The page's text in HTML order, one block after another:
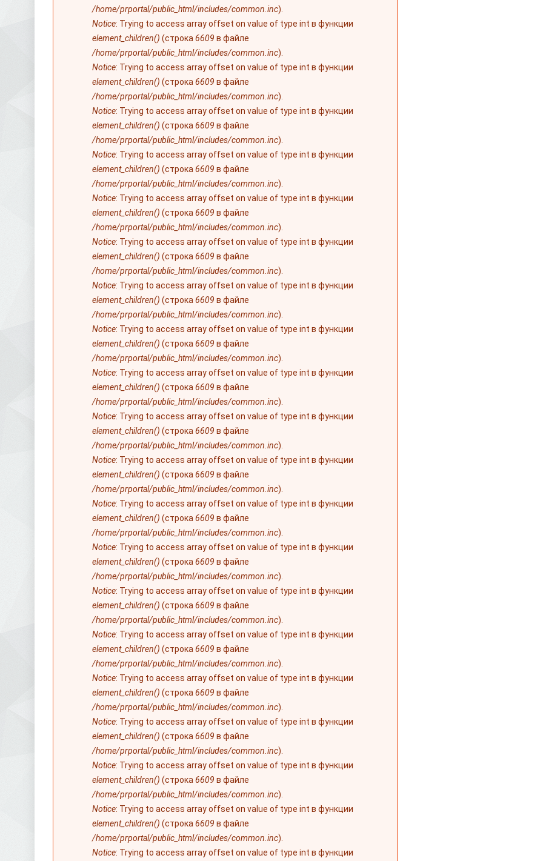
/home/prportal/public_html/includes/common.inc).
Notice: Trying to access array offset on value of type int в функции
element_children() (строка 6609 в файле
/home/prportal/public_html/includes/common.inc).
Notice: Trying to access array offset on value of type int в функции
element_children() (строка 6609 в файле
/home/prportal/public_html/includes/common.inc).
Notice: Trying to access array offset on value of type int в функции
element_children() (строка 6609 в файле
/home/prportal/public_html/includes/common.inc).
Notice: Trying to access array offset on value of type int в функции
element_children() (строка 6609 в файле
/home/prportal/public_html/includes/common.inc).
Notice: Trying to access array offset on value of type int в функции
element_children() (строка 6609 в файле
/home/prportal/public_html/includes/common.inc).
Notice: Trying to access array offset on value of type int в функции
element_children() (строка 6609 в файле
/home/prportal/public_html/includes/common.inc).
Notice: Trying to access array offset on value of type int в функции
element_children() (строка 6609 в файле
/home/prportal/public_html/includes/common.inc).
Notice: Trying to access array offset on value of type int в функции
element_children() (строка 6609 в файле
/home/prportal/public_html/includes/common.inc).
Notice: Trying to access array offset on value of type int в функции
element_children() (строка 6609 в файле
/home/prportal/public_html/includes/common.inc).
Notice: Trying to access array offset on value of type int в функции
element_children() (строка 6609 в файле
/home/prportal/public_html/includes/common.inc).
Notice: Trying to access array offset on value of type int в функции
element_children() (строка 6609 в файле
/home/prportal/public_html/includes/common.inc).
Notice: Trying to access array offset on value of type int в функции
element_children() (строка 6609 в файле
/home/prportal/public_html/includes/common.inc).
Notice: Trying to access array offset on value of type int в функции
element_children() (строка 6609 в файле
/home/prportal/public_html/includes/common.inc).
Notice: Trying to access array offset on value of type int в функции
element_children() (строка 6609 в файле
/home/prportal/public_html/includes/common.inc).
Notice: Trying to access array offset on value of type int в функции
element_children() (строка 6609 в файле
/home/prportal/public_html/includes/common.inc).
Notice: Trying to access array offset on value of type int в функции
element_children() (строка 6609 в файле
/home/prportal/public_html/includes/common.inc).
Notice: Trying to access array offset on value of type int в функции
element_children() (строка 6609 в файле
/home/prportal/public_html/includes/common.inc).
Notice: Trying to access array offset on value of type int в функции
element_children() (строка 6609 в файле
/home/prportal/public_html/includes/common.inc).
Notice: Trying to access array offset on value of type int в функции
element_children() (строка 6609 в файле
/home/prportal/public_html/includes/common.inc).
Notice: Trying to access array offset on value of type int в функции